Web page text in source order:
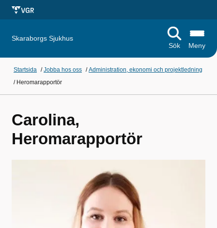
Skaraborgs Sjukhus
Sök
Meny
Startsida /Jobba hos oss /Administration, ekonomi och projektledning
/ Heromarapportör
Carolina,
Heromarapportör